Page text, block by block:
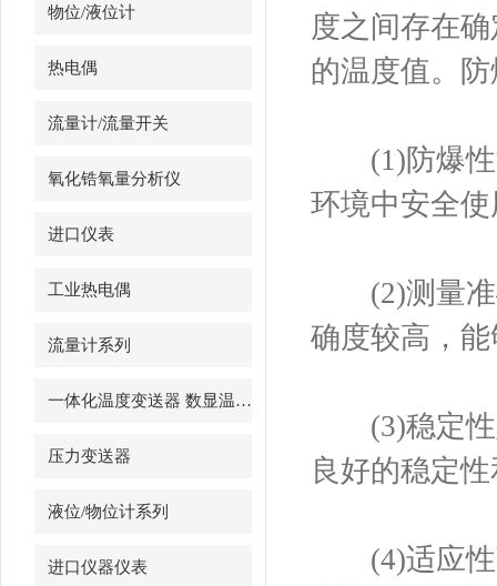
物位/液位计
热电偶
流量计/流量开关
氧化锆氧量分析仪
进口仪表
工业热电偶
流量计系列
一体化温度变送器 数显温度计
压力变送器
液位/物位计系列
进口仪器仪表
度之间存在
的温度值。
(1)防爆性
环境中安全
(2)测量准
确度较高，
(3)稳定性
良好的稳定
(4)适应性